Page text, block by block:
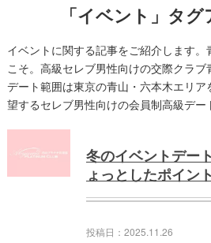
「 イベント 」タ
イベントに関する記事をご紹介します。
こそ。高級セレブ男性向けの交際クラ
デート範囲は東京の青山・六本木エリ
望するセレブ男性向けの会員制高級デー
冬のイベントデー
ょっとしたポイン
投稿日：2025.11.26